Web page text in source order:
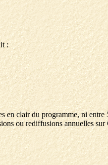
:
en clair du programme, ni entre
ou rediffusions annuelles